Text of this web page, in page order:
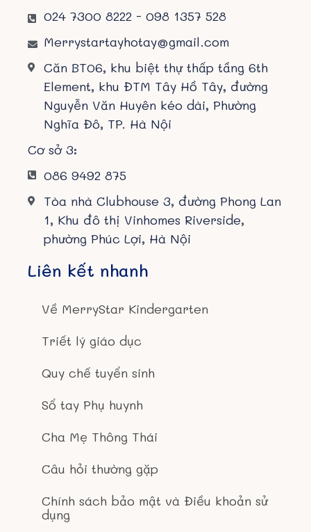
024 7300 8222 - 098 1357 528
Merrystartayhotay@gmail.com
Căn BT06, khu biệt thự thấp tầng 6th
Element, khu ĐTM Tây Hồ Tây, đường
Nguyễn Văn Huyên kéo dài, Phường
Nghĩa Đô, TP. Hà Nội
Cơ sở 3:
086 9492 875
Tòa nhà Clubhouse 3, đường Phong Lan
1, Khu đô thị Vinhomes Riverside,
phường Phúc Lợi, Hà Nội
Liên kết nhanh
Về MerryStar Kindergarten
Triết lý giáo dục
Quy chế tuyển sinh
Sổ tay Phụ huynh
Cha Mẹ Thông Thái
Câu hỏi thường gặp
Chính sách bảo mật và Điều khoản sử
dụng